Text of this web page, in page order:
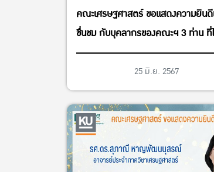
คณะเศรษฐศาสตร์ ขอแสดงความยินดี
ชื่นชม กับบุคลากรของคณะฯ 3 ท่าน ที่
เหรียญรางวัลในการแข่งขันกีฬาบุคลา
มหาวิทยาลัยแห่งประเทศไทย ครั้งที่ 40
แก้วเกม ระหว่างวันที่ 31 พฤษภาคม
มิถุนายน 2567
25 มิ.ย. 2567